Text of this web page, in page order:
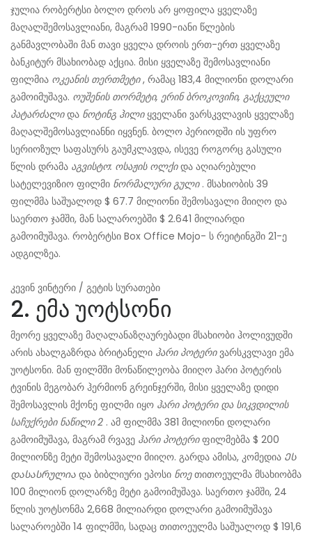
ჯულია რობერტსი ბოლო დროს არ ყოფილა ყველაზე
მაღალშემოსავლიანი, მაგრამ 1990-იანი წლების
განმავლობაში მან თავი ყველა დროის ერთ-ერთ ყველაზე
ბანკიტურ მსახიობად აქცია. მისი ყველაზე შემოსავლიანი
ფილმია ოკეანის თერთმეტი, რამაც 183,4 მილიონი დოლარი
გამოიმუშავა. ოუშენის თორმეტი, ერინ ბროკოვიჩი, გაქცეული
პატარძალიდა ნოტინგ ჰილიყველანი ვარსკვლავის ყველაზე
მაღალშემოსავლიანნი იყვნენ. ბოლო პერიოდში ის უფრო
სერიოზულ საფასურს გაუმკლავდა, ისევე როგორც გასული
წლის დრამა აგვისტო: ოსაჟის ოლქიდა აღიარებული
სატელევიზიო ფილმი ნორმალური გული. მსახიობის 39
ფილმმა საშუალოდ $ 67.7 მილიონი შემოსავალი მიიღო და
საერთო ჯამში, მან სალაროებში $ 2.641 მილიარდი
გამოიმუშავა. რობერტსი Box Office Mojo- ს რეიტინგში 21-ე
ადგილზეა.
კევინ ვინტერი / გეტის სურათები
2. ემა უოტსონი
მეორე ყველაზე მაღალანაზღაურებადი მსახიობი ჰოლივუდში
არის ახალგაზრდა ბრიტანელი ჰარი პოტერივარსკვლავი ემა
უოტსონი. მან ფილმში მონაწილეობა მიიღო ჰარი პოტერის
ტვინის მეგობარ ჰერმიონ გრეინჯერში, მისი ყველაზე დიდი
შემოსავლის მქონე ფილმი იყო ჰარი პოტერი და სიკვდილის
საჩუქრები ნაწილი 2 . ამ ფილმმა 381 მილიონი დოლარი
გამოიმუშავა, მაგრამ რვავე ჰარი პოტერიფილმებმა $ 200
მილიონზე მეტი შემოსავალი მიიღო. გარდა ამისა, კომედია Ეს
დასასრულია და ბიბლიური ეპოსი ნოეთითოეულმა მსახიობმა
100 მილიონ დოლარზე მეტი გამოიმუშავა. საერთო ჯამში, 24
წლის უოტსონმა 2,668 მილიარდი დოლარი გამოიმუშავა
სალაროებში 14 ფილმში, სადაც თითოეულმა საშუალოდ $ 191,6